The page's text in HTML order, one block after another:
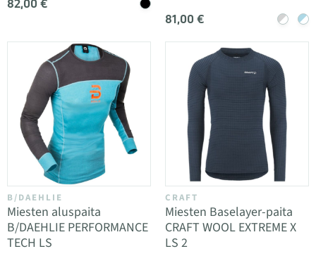
82,00 €
81,00 €
B/DAEHLIE
Miesten aluspaita
B/DAEHLIE PERFORMANCE
TECH LS
CRAFT
Miesten Baselayer-paita
CRAFT WOOL EXTREME X
LS 2